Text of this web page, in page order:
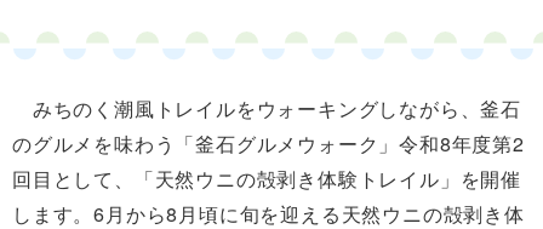
みちのく潮風トレイルをウォーキングしながら、釜石
のグルメを味わう「釜石グルメウォーク」令和8年度第2
回目として、「天然ウニの殻剥き体験トレイル」を開催
します。6月から8月頃に旬を迎える天然ウニの殻剥き体